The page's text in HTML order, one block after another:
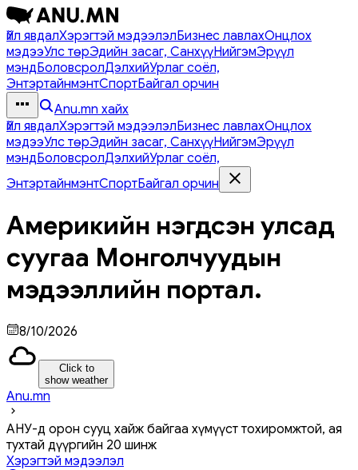
Үйл явдалХэрэгтэй мэдээлэлБизнес лавлахОнцлох
мэдээУлс төрЭдийн засаг, СанхүүНийгэмЭрүүл
мэндБоловсролДэлхийУрлаг соёл,
ЭнтэртайнмэнтСпортБайгал орчин
Anu.mn хайх
Үйл явдалХэрэгтэй мэдээлэлБизнес лавлахОнцлох
мэдээУлс төрЭдийн засаг, СанхүүНийгэмЭрүүл
мэндБоловсролДэлхийУрлаг соёл,
ЭнтэртайнмэнтСпортБайгал орчин
Америкийн нэгдсэн улсад
суугаа Монголчуудын
мэдээллийн портал.
8/10/2026
Click to
show weather
Anu.mn
АНУ-д орон сууц хайж байгаа хүмүүст тохиромжтой, ая
тухтай дүүргийн 20 шинж
Хэрэгтэй мэдээлэл